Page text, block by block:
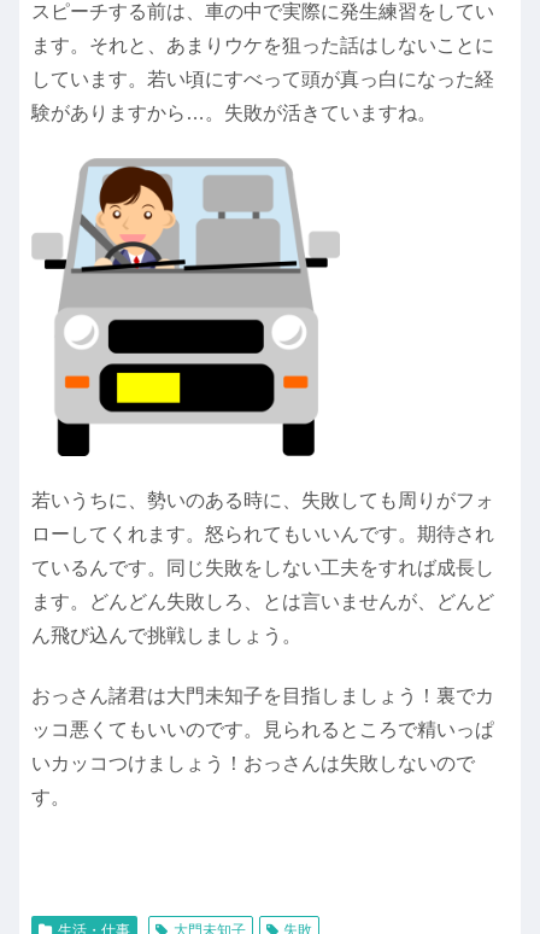
スピーチする前は、車の中で実際に発生練習をしてい
ます。それと、あまりウケを狙った話はしないことに
しています。若い頃にすべって頭が真っ白になった経
験がありますから…。失敗が活きていますね。
若いうちに、勢いのある時に、失敗しても周りがフォ
ローしてくれます。怒られてもいいんです。期待され
ているんです。同じ失敗をしない工夫をすれば成長し
ます。どんどん失敗しろ、とは言いませんが、どんど
ん飛び込んで挑戦しましょう。
おっさん諸君は大門未知子を目指しましょう！裏でカ
ッコ悪くてもいいのです。見られるところで精いっぱ
いカッコつけましょう！おっさんは失敗しないので
す。
生活・仕事 大門未知子 失敗